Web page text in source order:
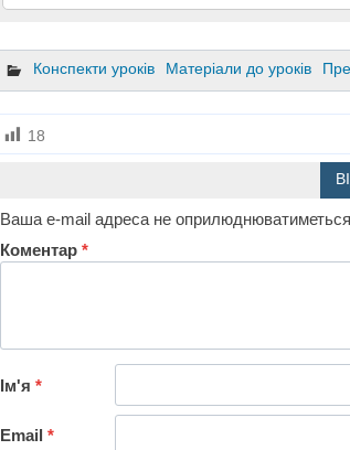
Конспекти уроків Матеріали до уроків
18
Ваша e-mail адреса не
Коментар *
Ім'я *
Email *